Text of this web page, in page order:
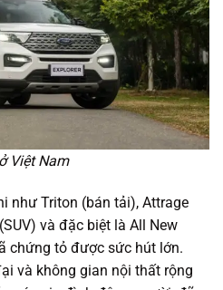
Việt Nam
như Triton (bán tải), Attrage
và đặc biệt là All New
chứng tỏ được sức hút lớn.
và không gian nội thất rộng